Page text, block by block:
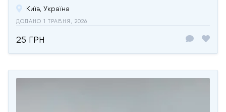
Київ, Україна
ДОДАНО 1 ТРАВНЯ, 2026
25 ГРН